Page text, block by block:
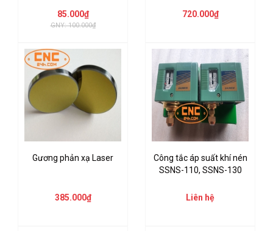
85.000₫
GNY: 100.000₫
720.000₫
Gương phản xạ Laser
385.000₫
Công tắc áp suất khí nén
SSNS-110, SSNS-130
Liên hệ